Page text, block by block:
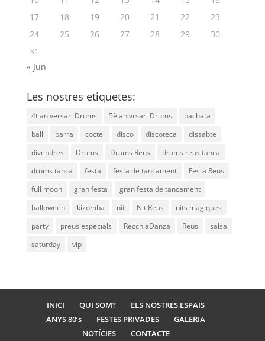
17
18 19 20 21 22
23
24
25 26 27 28 29
30
31
« Jun
Les nostres etiquetes:
4t aniversari Drums 5è anivrsari Drums
bachata
ball
barra coctel disco discoteca
dissabte
divendres
Drums Drums Reus
drums reus tanca
drums tanca
festa festa de tancament
Festa Reus
full moon
gran festa
gran festa de tancament
halloween
kizomba nit Nit Reus
nits màgiques
party
preus especials RecchiaDanza Reus
salsa
saturday
vip
INICI QUI SOM?
ELS NOSTRES ESPAIS
ANYS 80’s
FESTES PRIVADES
GALERIA
NOTÍCIES
CONTACTE